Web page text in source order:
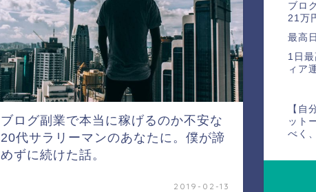
ブログ副業で本当に稼げるのか不安な
20代サラリーマンのあなたに。僕が諦
めずに続けた話。
2019-02-13
ブロ
21万
最高
1日
ィア
【自
ット
べく